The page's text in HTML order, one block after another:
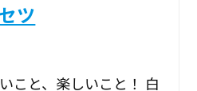
ツ
こと、楽しいこと！ 白